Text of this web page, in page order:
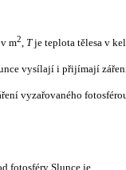
m2, Tje teplota tělesa v
vysílají i přijímají
vyzařovaného
fotosféry Slunce je